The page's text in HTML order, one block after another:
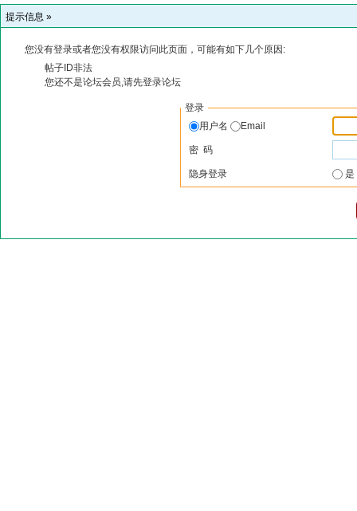
提示信息 »
您没有登录或者您没有权限访问此页面，可能有如下几个原因:
帖子ID非法
您还不是论坛会员,请先登录论坛
登录
用户名
Email
密 码
隐身登录